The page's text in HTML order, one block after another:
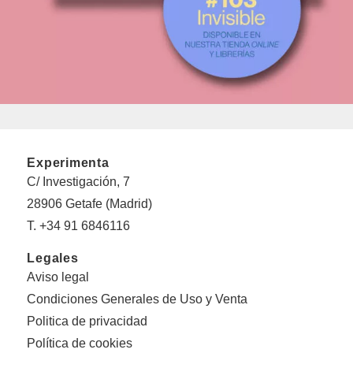
Experimenta
C/ Investigación, 7
28906 Getafe (Madrid)
T. +34 91 6846116
Legales
Aviso legal
Condiciones Generales de Uso y Venta
Politica de privacidad
Política de cookies